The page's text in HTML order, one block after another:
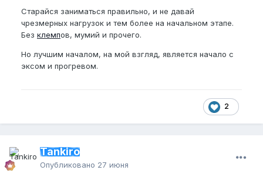
Старайся заниматься правильно, и не давай
чрезмерных нагрузок и тем более на начальном этапе.
Без клемпов, мумий и прочего.
Но лучшим началом, на мой взгляд, является начало с
эксом и прогревом.
2
Tankiro
Опубликовано 27 июня